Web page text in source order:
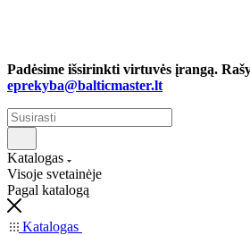
Padėsime išsirinkti virtuvės įrangą.
eprekyba@balticmaster.lt
Katalogas
Visoje svetainėje
Pagal katalogą
Katalogas